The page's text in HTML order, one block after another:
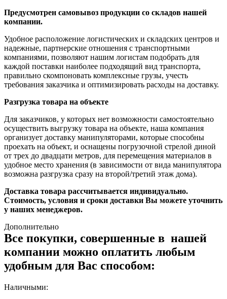
Предусмотрен самовывоз продукции со складов нашей
компании.
Удобное расположение логистических и складских центров и
надежные, партнерские отношения с транспортными
компаниями, позволяют нашим логистам подобрать для
каждой поставки наиболее подходящий вид транспорта,
правильно скомпоновать комплексные грузы, учесть
требования заказчика и оптимизировать расходы на доставку.
Разгрузка товара на объекте
Для заказчиков, у которых нет возможности самостоятельно
осуществить выгрузку товара на объекте, наша компания
организует доставку манипуляторами, которые способны
проехать на объект, и оснащены погрузочной стрелой диной
от трех до двадцати метров, для перемещения материалов в
удобное место хранения (в зависимости от вида манипулятора
возможна разгрузка сразу на второй/третий этаж дома).
Доставка товара рассчитывается индивидуально.
Стоимость, условия и сроки доставки Вы можете уточнить
у наших менеджеров.
Дополнительно
Все покупки, совершенные в нашей
компании можно оплатить любым
удобным для Вас способом:
Наличными: